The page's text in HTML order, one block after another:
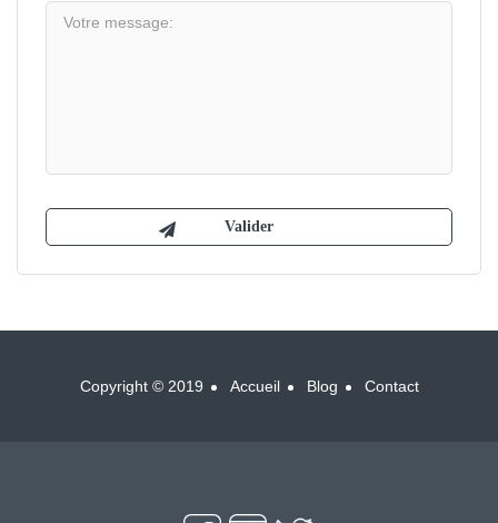
Copyright © 2019 Accueil Blog Contact